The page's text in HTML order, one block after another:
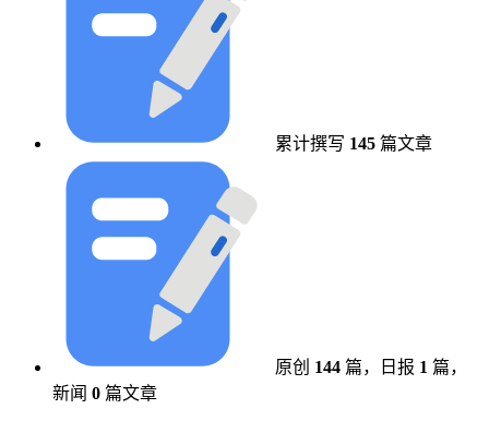
累计撰写 145 篇文章
原创 144 篇， 日报 1 篇，
新闻 0 篇文章